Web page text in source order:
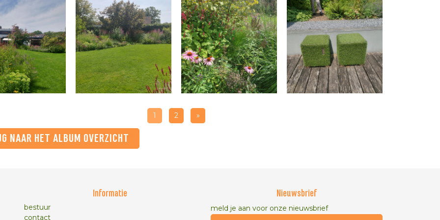
1 2 »
NAAR HET ALBUM OVERZICHT
Informatie
bestuur
contact
Nieuwsbrief
meld je aan voor onze nieuwsbrief